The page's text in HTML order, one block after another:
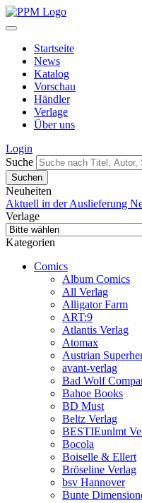
Startseite
News
Katalog
Vorschau
Händler
Verlage
Über uns
Login
Suche
Neuheiten
Aktuell in der Auslieferung
Verlage
Kategorien
Comics
Album Comics
All Verlag
Alligator Farm
ART:9
Atlantis Verlag
Atomax
Austrian
avant-verlag
Bad Wolf
Bahoe Books
BD Must
Beltz Verlag
BESTIEunlmt
Bocola
Boiselle & Ellert
Bröseline Verlag
bsv Hannover
Bunte